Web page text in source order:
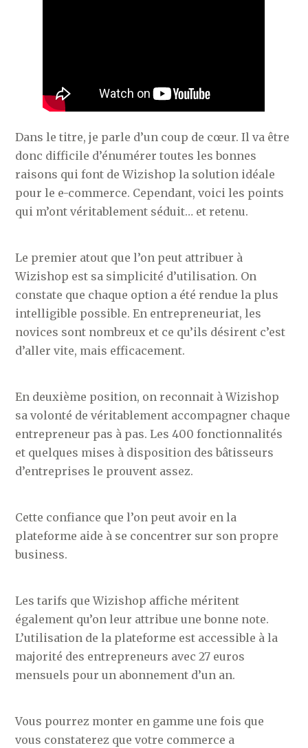
Dans le titre, je parle d’un coup de cœur. Il va être
donc difficile d’énumérer toutes les bonnes
raisons qui font de Wizishop la solution idéale
pour le e-commerce. Cependant, voici les points
qui m’ont véritablement séduit… et retenu.
Le premier atout que l’on peut attribuer à
Wizishop est sa simplicité d’utilisation. On
constate que chaque option a été rendue la plus
intelligible possible. En entrepreneuriat, les
novices sont nombreux et ce qu’ils désirent c’est
d’aller vite, mais efficacement.
En deuxième position, on reconnait à Wizishop
sa volonté de véritablement accompagner chaque
entrepreneur pas à pas. Les 400 fonctionnalités
et quelques mises à disposition des bâtisseurs
d’entreprises le prouvent assez.
Cette confiance que l’on peut avoir en la
plateforme aide à se concentrer sur son propre
business.
Les tarifs que Wizishop affiche méritent
également qu’on leur attribue une bonne note.
L’utilisation de la plateforme est accessible à la
majorité des entrepreneurs avec 27 euros
mensuels pour un abonnement d’un an.
Vous pourrez monter en gamme une fois que
vous constaterez que votre commerce a